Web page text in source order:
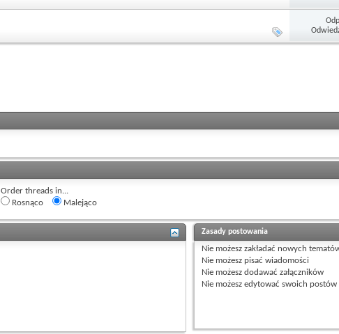
Order threads in...
Rosnąco
Malejąco
Zasady postowania
Nie możeszzakładać nowych
Nie możeszpisać wiadomości
Nie możeszdodawać załączników
Nie możeszedytować swoich postów